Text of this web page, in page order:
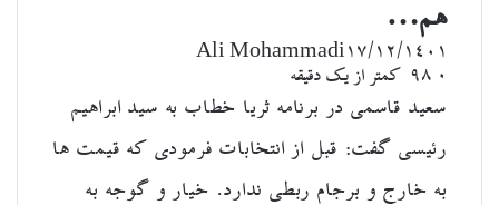
هم…
Ali Mohammadi ۱۷/۱۲/۱۴۰۱
۰
کمتر از یک دقیقه
سعید قاسمی در برنامه ثریا خطاب به سید ابراهیم
رئیسی گفت: قبل از انتخابات فرمودی که قیمت ها
به خارج و برجام ربطی ندارد. خیار و گوجه به